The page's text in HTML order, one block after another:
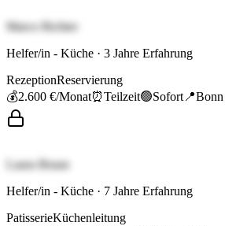
Marco Richter
Helfer/in - Küche · 3 Jahre Erfahrung
RezeptionReservierung
💰2.600 €/Monat⏰Teilzeit🟢Sofort 📍Bonn
Laura Braun
Helfer/in - Küche · 7 Jahre Erfahrung
PatisserieKüchenleitung